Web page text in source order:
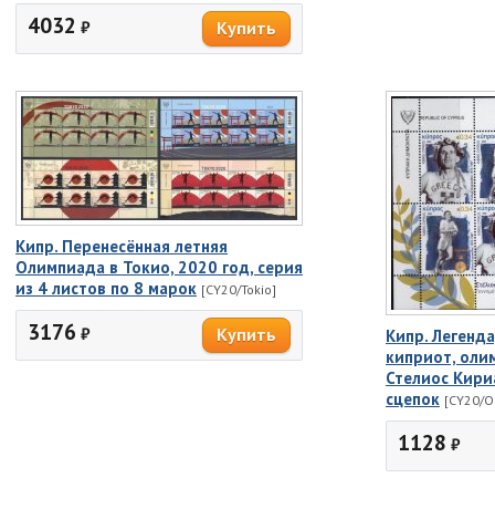
4032 ₽
Кипр. Перенесённая летняя
Олимпиада в Токио, 2020 год, серия
из 4 листов по 8 марок [CY20/Tokio]
3176 ₽
Кипр.
киприот,
Стелиос
сцепок [CY20/
1128 ₽